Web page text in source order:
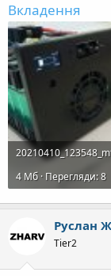
Вкладення
4 Mб · Перегляди: 8
Руслан
Tier2